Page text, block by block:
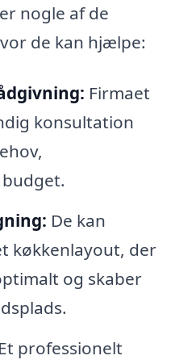
nogle af de
de kan hjælpe:
Firmaet
konsultation
De kan
køkkenlayout, der
og skaber
Et professionelt